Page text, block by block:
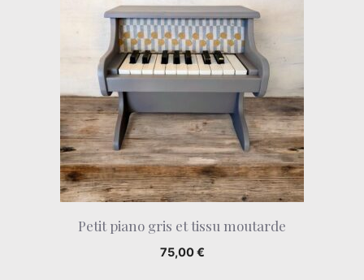
Petit piano gris et tissu moutarde
75,00€